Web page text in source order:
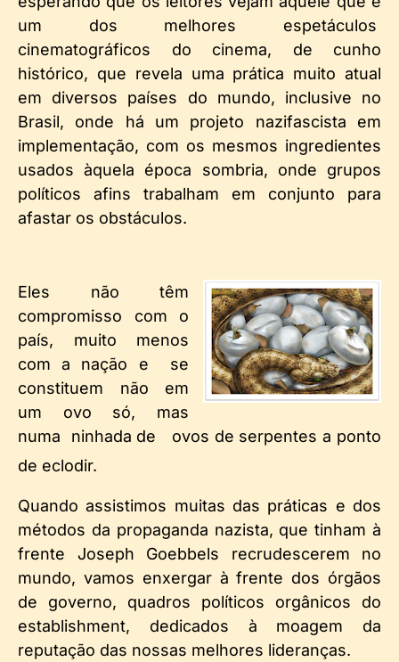
um dos melhores espetáculos
cinematográficos do cinema, de cunho
histórico, que revela uma prática muito atual
em diversos países do mundo, inclusive no
Brasil, onde há um projeto nazifascista em
implementação, com os mesmos ingredientes
usados àquela época sombria, onde grupos
políticos afins trabalham em conjunto para
afastar os obstáculos.
Eles não têm
compromisso com o
país, muito menos
com a nação e se
constituem não em
um ovo só, mas
numa ninhada de ovos de serpentes a ponto
de eclodir.
Quando assistimos muitas das práticas e dos
métodos da propaganda nazista, que tinham à
frente Joseph Goebbels recrudescerem no
mundo, vamos enxergar à frente dos órgãos
de governo, quadros políticos orgânicos do
establishment, dedicados à moagem da
reputação das nossas melhores lideranças.